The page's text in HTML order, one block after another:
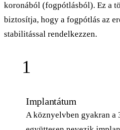
koronából (fogpótlásból). Ez a
biztosítja, hogy a fogpótlás az
stabilitással rendelkezzen.
1
Implantátum
A köznyelvben gyakran a